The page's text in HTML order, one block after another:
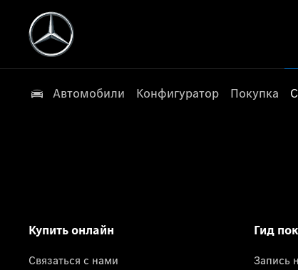
Автомобили Конфигуратор Покупка
Купить онлайн
Связаться с нами
Гид
Запись